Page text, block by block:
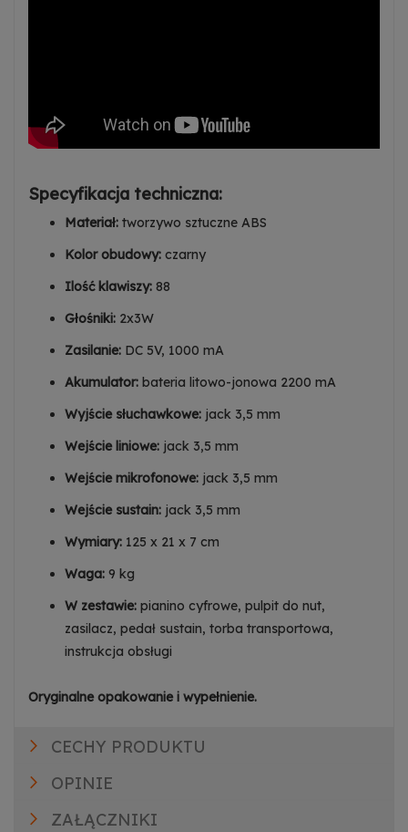
Specyfikacja techniczna:
Materiał: tworzywo sztuczne ABS
Kolor obudowy: czarny
Ilość klawiszy: 88
Głośniki: 2x3W
Zasilanie: DC 5V, 1000 mA
Akumulator: bateria litowo-jonowa 2200 mA
Wyjście słuchawkowe: jack 3,5 mm
Wejście liniowe: jack 3,5 mm
Wejście mikrofonowe: jack 3,5 mm
Wejście sustain: jack 3,5 mm
Wymiary: 125 x 21 x 7 cm
Waga: 9 kg
W zestawie: pianino cyfrowe, pulpit do nut,
zasilacz, pedał sustain, torba transportowa,
instrukcja obsługi
Oryginalne opakowanie i wypełnienie.
CECHY PRODUKTU
OPINIE
ZAŁĄCZNIKI